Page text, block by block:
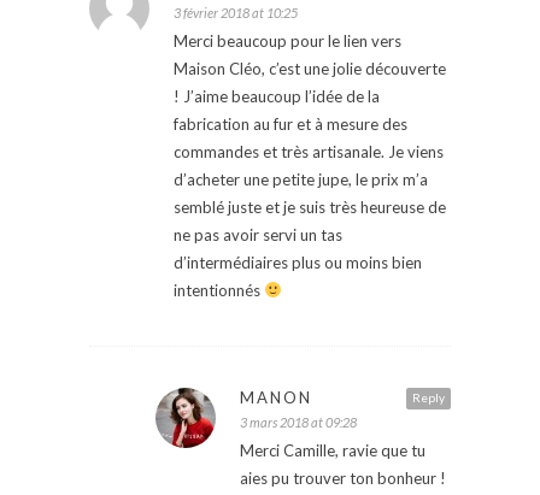
3 février 2018 at 10:25
Merci beaucoup pour le lien vers
Maison Cléo, c’est une jolie découverte
! J’aime beaucoup l’idée de la
fabrication au fur et à mesure des
commandes et très artisanale. Je viens
d’acheter une petite jupe, le prix m’a
semblé juste et je suis très heureuse de
ne pas avoir servi un tas
d’intermédiaires plus ou moins bien
intentionnés
Reply
MANON
3 mars 2018 at 09:28
Merci Camille, ravie que tu
aies pu trouver ton bonheur !